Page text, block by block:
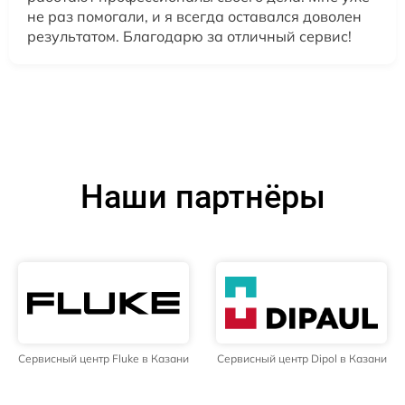
не раз помогали, и я всегда оставался доволен
результатом. Благодарю за отличный сервис!
Наши партнёры
Сервисный центр Fluke в Казани Сервисный центр Dipol в Казани